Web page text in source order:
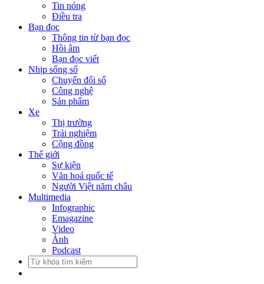
Tin nóng
Điều tra
Bạn đọc
Thông tin từ bạn đọc
Hồi âm
Bạn đọc viết
Nhịp sống số
Chuyển đổi số
Công nghệ
Sản phẩm
Xe
Thị trường
Trải nghiệm
Cộng đồng
Thế giới
Sự kiện
Văn hoá quốc tế
Người Việt năm châu
Multimedia
Infographic
Emagazine
Video
Ảnh
Podcast